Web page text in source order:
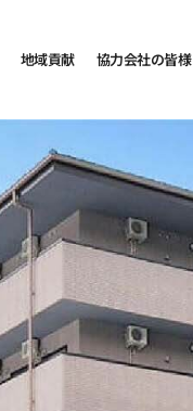
地域貢献 協力会社の皆様